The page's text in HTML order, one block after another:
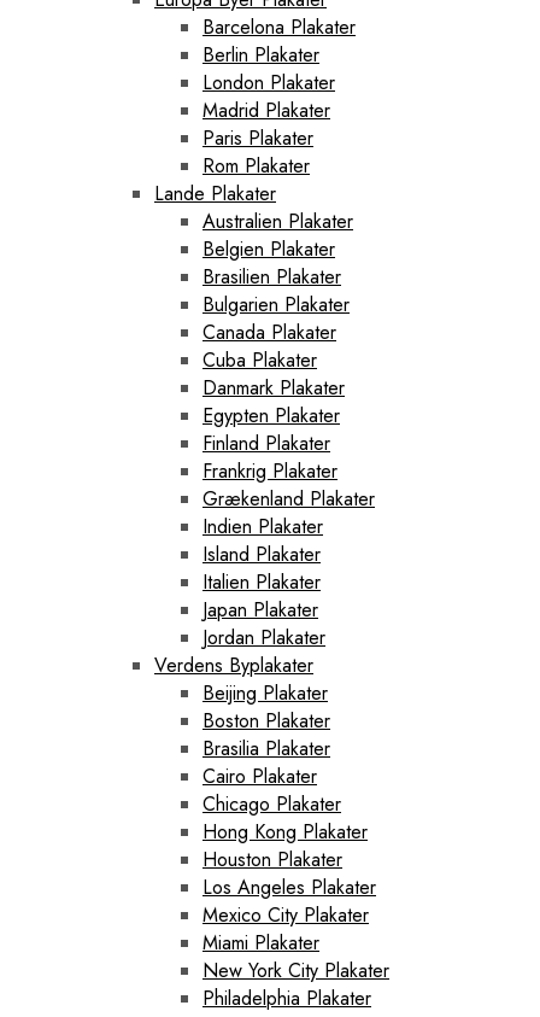
Barcelona Plakater
Berlin Plakater
London Plakater
Madrid Plakater
Paris Plakater
Rom Plakater
Lande Plakater
Australien Plakater
Belgien Plakater
Brasilien Plakater
Bulgarien Plakater
Canada Plakater
Cuba Plakater
Danmark Plakater
Egypten Plakater
Finland Plakater
Frankrig Plakater
Grækenland Plakater
Indien Plakater
Island Plakater
Italien Plakater
Japan Plakater
Jordan Plakater
Verdens Byplakater
Beijing Plakater
Boston Plakater
Brasilia Plakater
Cairo Plakater
Chicago Plakater
Hong Kong Plakater
Houston Plakater
Los Angeles Plakater
Mexico City Plakater
Miami Plakater
New York City Plakater
Philadelphia Plakater